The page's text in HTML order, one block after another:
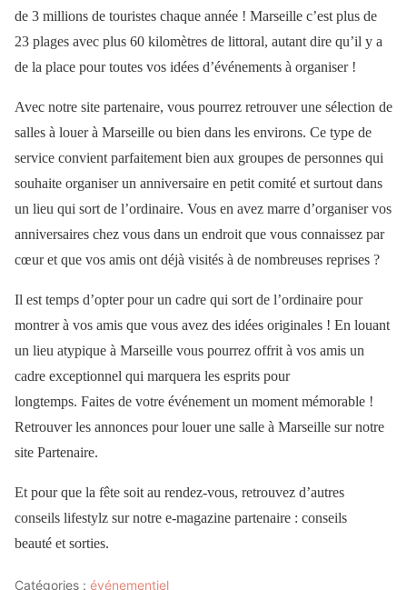
de 3 millions de touristes chaque année ! Marseille c’est plus de
23 plages avec plus 60 kilomètres de littoral, autant dire qu’il y a
de la place pour toutes vos idées d’événements à organiser !
Avec notre site partenaire, vous pourrez retrouver une sélection de
salles à louer à Marseille ou bien dans les environs. Ce type de
service convient parfaitement bien aux groupes de personnes qui
souhaite organiser un anniversaire en petit comité et surtout dans
un lieu qui sort de l’ordinaire. Vous en avez marre d’organiser vos
anniversaires chez vous dans un endroit que vous connaissez par
cœur et que vos amis ont déjà visités à de nombreuses reprises ?
Il est temps d’opter pour un cadre qui sort de l’ordinaire pour
montrer à vos amis que vous avez des idées originales ! En louant
un lieu atypique à Marseille vous pourrez offrit à vos amis un
cadre exceptionnel qui marquera les esprits pour
longtemps. Faites de votre événement un moment mémorable !
Retrouver les annonces pour louer une salle à Marseille sur notre
site Partenaire.
Et pour que la fête soit au rendez-vous, retrouvez d’autres
conseils lifestylz sur notre e-magazine partenaire : conseils
beauté et sorties.
Catégories : événementiel